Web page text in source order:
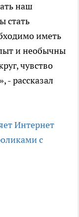
наш
стать
иметь
и необычны
чувство
рассказал
Интернет
с